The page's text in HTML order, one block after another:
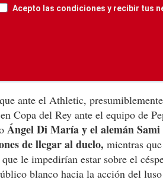
Acepto las condiciones y recibir tus
ante el Athletic,
Copa del Rey ante el equipo de
Ángel Di María y el alemán
de llegar al duelo, mientras
le impedirían estar sobre el
blanco hacia la acción del